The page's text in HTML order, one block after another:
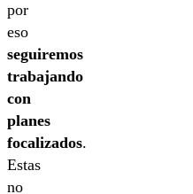
por
eso
seguiremos
trabajando
con
planes
focalizados.
Estas
no